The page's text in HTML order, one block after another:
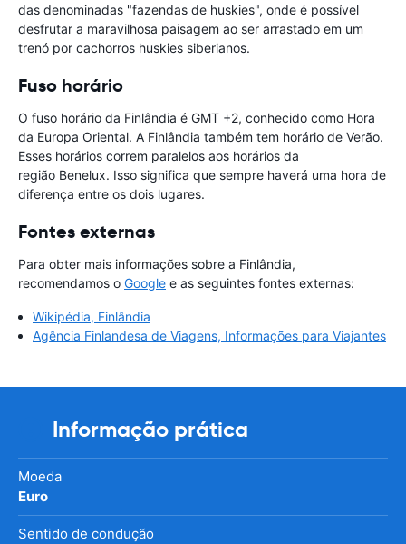
das denominadas "fazendas de huskies", onde é possível
desfrutar a maravilhosa paisagem ao ser arrastado em um
trenó por cachorros huskies siberianos.
Fuso horário
O fuso horário da Finlândia é GMT +2, conhecido como Hora
da Europa Oriental. A Finlândia também tem horário de Verão.
Esses horários correm paralelos aos horários da
região Benelux. Isso significa que sempre haverá uma hora de
diferença entre os dois lugares.
Fontes externas
Para obter mais informações sobre a Finlândia,
recomendamos o Google e as seguintes fontes externas:
Wikipédia, Finlândia
Agência Finlandesa de Viagens, Informações para Viajantes
Informação prática
Moeda
Euro
Sentido de condução